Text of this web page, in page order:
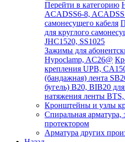
Перейти в категорию
ACADSS6-8,
самонесущего кабеля
для круглого
JHC1520, SS1025
Зажимы для
Hypoclamp, AC26@
крепления UPB,
(бандажная) лента
бугель) B20, BIB20
натяжения ленты
Кронштейны и узлы
Спиральная арматура,
протектором
Арматура других